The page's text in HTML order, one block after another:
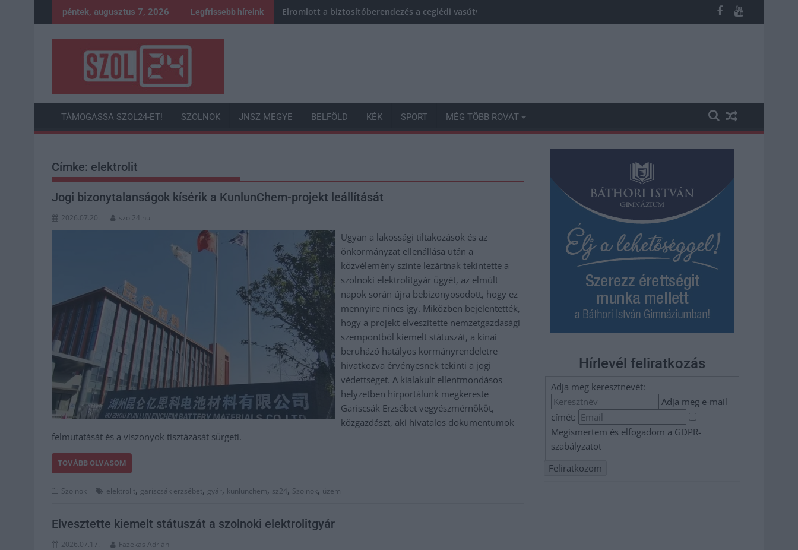
to
péntek, augusztus 7, 2026 Legfrissebb híreink Elromlott a biztosítóberendezés a ceglédi vasútvonalon, alapos késések alakultak ki a menetrendhez képest, kimaradás is
TÁMOGASSA SZOL24-ET! SZOLNOK JNSZ MEGYE BELFÖLD KÉK SPORT MÉG TÖBB ROVAT
Címke: elektrolit
Jogi bizonytalanságok kísérik a KunlunChem-projekt leállítását
2026.07.20. szol24.hu
Ugyan a lakossági tiltakozások és az
önkormányzat ellenállása után a
közvélemény szinte lezártnak tekintette a
szolnoki elektrolitgyár ügyét, az elmúlt
napok során újra bebizonyosodott, hogy ez
mennyire nincs így. Miközben bejelentették,
hogy a projekt elveszítette nemzetgazdasági
szempontból kiemelt státuszát, a kínai
beruházó hatályos kormányrendeletre
hivatkozva érvényesnek tekinti a jogi
védettséget. A kialakult ellentmondásos
helyzetben hírportálunk megkereste
Gariscsák Erzsébet vegyészmérnököt,
közgazdászt, aki hivatalos dokumentumok
felmutatását és a viszonyok tisztázását sürgeti.
TOVÁBB OLVASOM
Szolnok elektrolit, gariscsák erzsébet, gyár, kunlunchem, sz24, Szolnok, üzem
Elvesztette kiemelt státuszát a szolnoki elektrolitgyár
2026.07.17. Fazekas Adrián
Hírlevél feliratkozás
Adja meg keresztnevét:
Adja meg e-mail
címét:
Megismertem és elfogadom a GDPR-
szabályzatot